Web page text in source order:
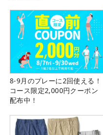
8-9月のプレーに2回使える！
コース限定2,000円クーポン
配布中！